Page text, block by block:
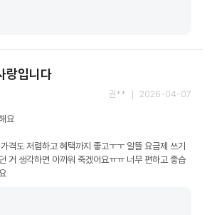
랑입니다
권** ｜ 2026-04-07
격도 저렴하고 혜택까지 좋고ㅜㅜ 알뜰 요금제 쓰기
거 생각하면 아까워 죽겠어요ㅠㅠ 너무 편하고 좋습